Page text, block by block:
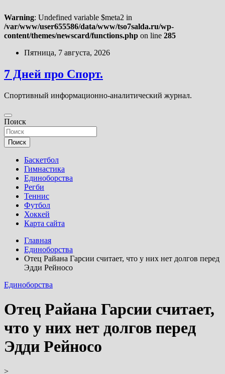
Warning: Undefined variable $meta2 in
/var/www/user655586/data/www/tso7salda.ru/wp-
content/themes/newscard/functions.php on line 285
Перейти
содержимому
Пятница, 7 августа, 2026
7 Дней про Спорт.
Спортивный информационно-аналитический журнал.
Поиск
Поиск
Баскетбол
Гимнастика
Единоборства
Регби
Теннис
Футбол
Хоккей
Карта сайта
Главная
Единоборства
Отец Райана Гарсии считает, что у них нет долгов перед
Эдди Рейносо
Единоборства
Отец Райана Гарсии считает,
что у них нет долгов перед
Эдди Рейносо
>